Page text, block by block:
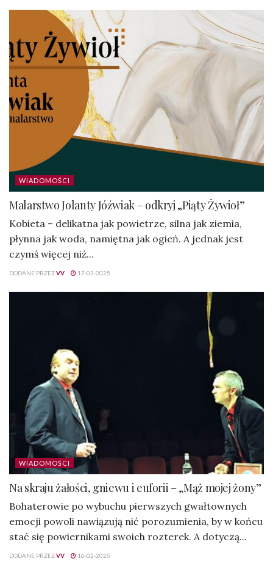
WIADOMOŚCI
Malarstwo Jolanty Jóźwiak – odkryj „Piąty Żywioł”
Kobieta – delikatna jak powietrze, silna jak ziemia,
płynna jak woda, namiętna jak ogień. A jednak jest
czymś więcej niż...
DODANE PRZEZVV 17-02-2025
WIADOMOŚCI
Na skraju żałości, gniewu i euforii – „Mąż mojej żony”
Bohaterowie po wybuchu pierwszych gwałtownych
emocji powoli nawiązują nić porozumienia, by w końcu
stać się powiernikami swoich rozterek. A dotyczą...
DODANE PRZEZVV 16-02-2025